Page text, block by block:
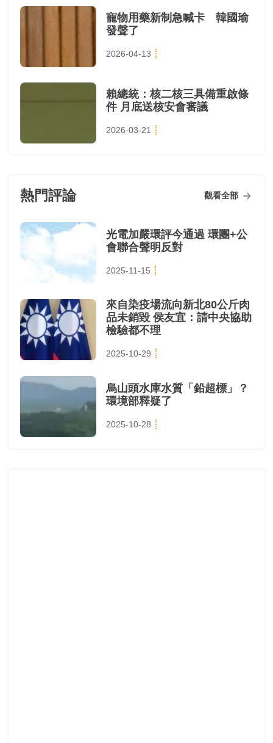
寵物用藥新制急喊卡 韓國瑜
發聲了
2026-04-13
賴總統：核二核三具備重啟條
件 月底送核安會審議
2026-03-21
熱門評論 觀看全部
光電加嚴環評今通過 環團+公
會聯合聲明反對
2025-11-15
來自染疫場流向新北80公斤肉
品未銷毀 侯友宜：請中央協助
檢驗都不理
2025-10-29
烏山頭水庫水質「鉛超標」？
環境部釋疑了
2025-10-28